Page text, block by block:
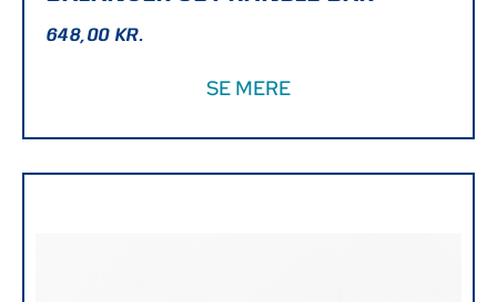
648,00 KR.
SE MERE